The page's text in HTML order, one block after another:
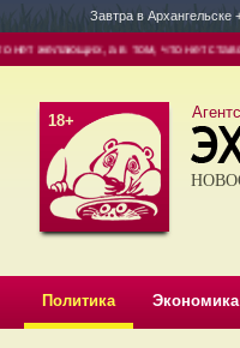
Завтра в Архангельске
желающих, а в том, что нет ставок
18+
Политика Экономика